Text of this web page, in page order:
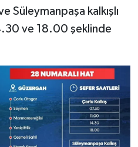
Süleymanpaşa kalkışlı
ve 18.00 şeklinde